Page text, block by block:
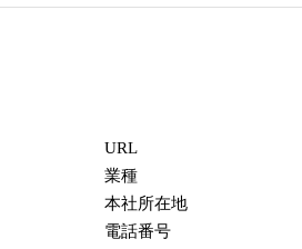
URL
業種
本社所在地
電話番号